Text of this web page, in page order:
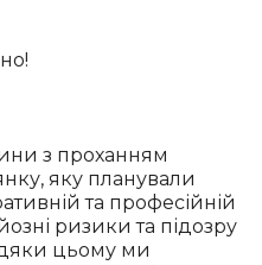
з проханням
яку планували
та професійній
ризики та підозру
цьому ми